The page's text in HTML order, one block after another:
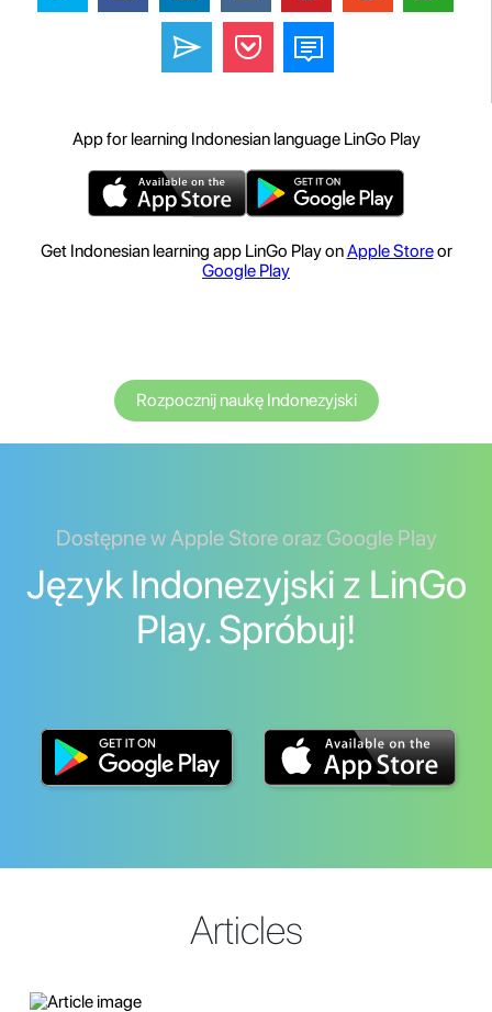
App for learning Indonesian language LinGo Play
Get Indonesian learning app LinGo Play onApple Storeor
Google Play
Rozpocznij naukę Indonezyjski
Dostępne w Apple Store oraz Google Play
Język Indonezyjski z LinGo
Play. Spróbuj!
Articles